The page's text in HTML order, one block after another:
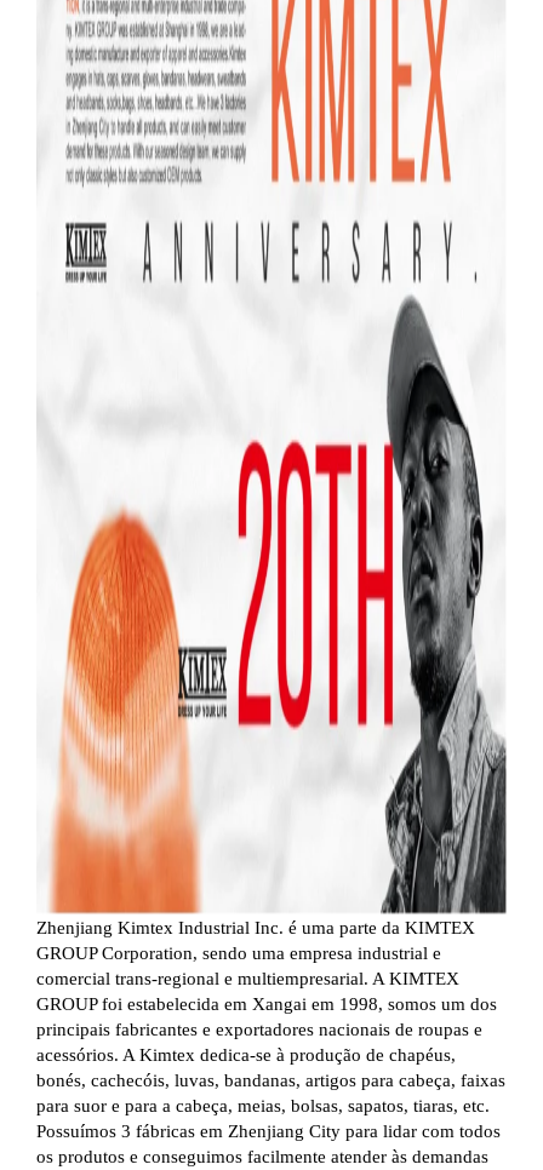
Zhenjiang Kimtex Industrial Inc. é uma parte da KIMTEX
GROUP Corporation, sendo uma empresa industrial e
comercial trans-regional e multiempresarial. A KIMTEX
GROUP foi estabelecida em Xangai em 1998, somos um dos
principais fabricantes e exportadores nacionais de roupas e
acessórios. A Kimtex dedica-se à produção de chapéus,
bonés, cachecóis, luvas, bandanas, artigos para cabeça, faixas
para suor e para a cabeça, meias, bolsas, sapatos, tiaras, etc.
Possuímos 3 fábricas em Zhenjiang City para lidar com todos
os produtos e conseguimos facilmente atender às demandas